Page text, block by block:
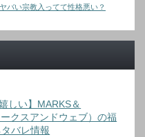
バい宗教入ってて性格悪い？
しい】MARKS＆
クスアンドウェブ）の福
バレ情報